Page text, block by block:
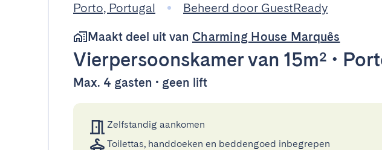
Porto, Portugal
Beheerd door GuestReady
Maakt deel uit van Charming House Marquês
Vierpersoonskamervan 15m² •
Max. 4 gasten • geen lift
Zelfstandig aankomen
Toilettas, handdoeken en beddengoed inbegrepen